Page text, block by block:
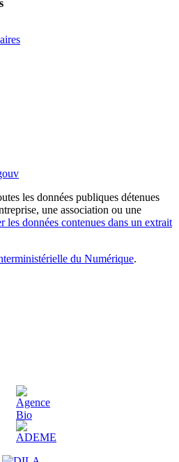
les données publiques détenues
une association ou une
les données contenues dans un extrait
du Numérique.